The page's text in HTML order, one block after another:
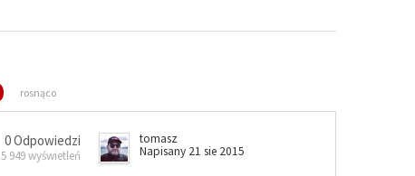
rosnąco
0 Odpowiedzi
5 949 wyświetleń
tomasz
Napisany 21 sie 2015